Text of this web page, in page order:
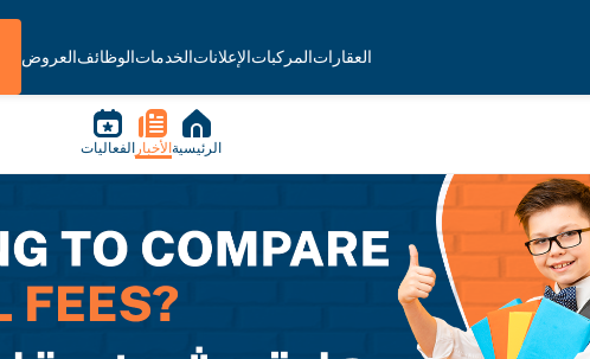
العقاراتالمركباتالإعلاناتالخدماتالوظائفالعروض
الرئيسية الأخبار الفعاليات